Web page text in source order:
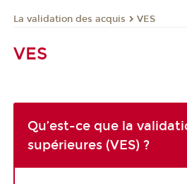
La validation des acquis VES
VES
Qu’est-ce que la
supérieures (VES) ?